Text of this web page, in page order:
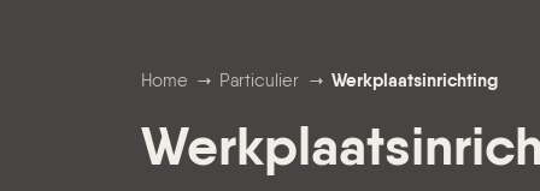
Home Particulier Werkplaatsinrichting